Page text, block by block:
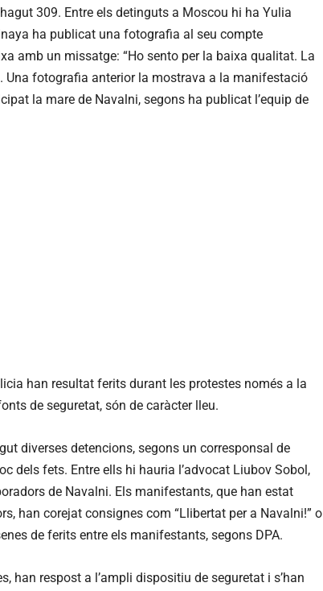
309. Entre els detinguts a Moscou hi ha Yulia
ha publicat una fotografia al seu compte
amb un missatge: “Ho sento per la baixa qualitat. La
Una fotografia anterior la mostrava a la manifestació
la mare de Navalni, segons ha publicat l’equip de
han resultat ferits durant les protestes només a la
de seguretat, són de caràcter lleu.
diverses detencions, segons un corresponsal de
dels fets. Entre ells hi hauria l’advocat Liubov Sobol,
de Navalni. Els manifestants, que han estat
han corejat consignes com “Llibertat per a Navalni!” o
de ferits entre els manifestants, segons DPA.
han respost a l’ampli dispositiu de seguretat i s’han